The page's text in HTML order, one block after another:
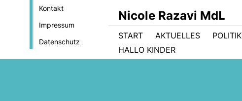
Kontakt
Impressum
Datenschutz
Nicole Razavi MdL
START AKTUELLES POLITIK
HALLO KINDER